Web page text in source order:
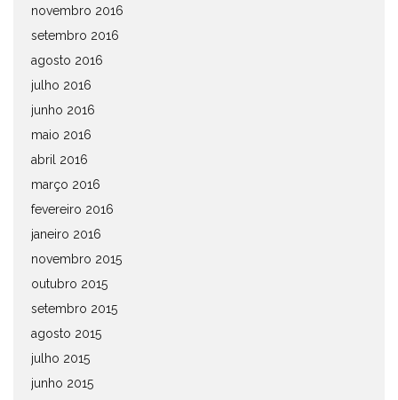
novembro 2016
setembro 2016
agosto 2016
julho 2016
junho 2016
maio 2016
abril 2016
março 2016
fevereiro 2016
janeiro 2016
novembro 2015
outubro 2015
setembro 2015
agosto 2015
julho 2015
junho 2015